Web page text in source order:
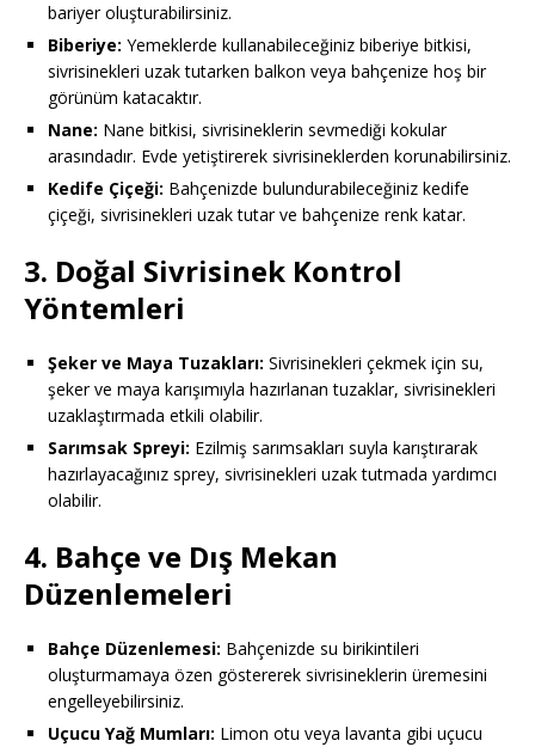
bariyer oluşturabilirsiniz.
Biberiye: Yemeklerde kullanabileceğiniz biberiye bitkisi,
sivrisinekleri uzak tutarken balkon veya bahçenize hoş bir
görünüm katacaktır.
Nane: Nane bitkisi, sivrisineklerin sevmediği kokular
arasındadır. Evde yetiştirerek sivrisineklerden korunabilirsiniz.
Kedife Çiçeği: Bahçenizde bulundurabileceğiniz kedife
çiçeği, sivrisinekleri uzak tutar ve bahçenize renk katar.
3. Doğal Sivrisinek Kontrol
Yöntemleri
Şeker ve Maya Tuzakları: Sivrisinekleri çekmek için su,
şeker ve maya karışımıyla hazırlanan tuzaklar, sivrisinekleri
uzaklaştırmada etkili olabilir.
Sarımsak Spreyi: Ezilmiş sarımsakları suyla karıştırarak
hazırlayacağınız sprey, sivrisinekleri uzak tutmada yardımcı
olabilir.
4. Bahçe ve Dış Mekan
Düzenlemeleri
Bahçe Düzenlemesi: Bahçenizde su birikintileri
oluşturmamaya özen göstererek sivrisineklerin üremesini
engelleyebilirsiniz.
Uçucu Yağ Mumları: Limon otu veya lavanta gibi uçucu